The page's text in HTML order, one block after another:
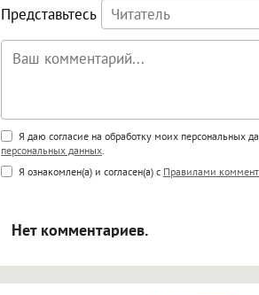
Представьтесь
Поддержка HTML
<b>, <strong>, <u>, <i>, <em>, <s>,
<blockquote>, <code> экранирует
Я даю согласие на обработку моих персональных
персональных данных.
Я ознакомлен(а) и согласен(а) с Правилами
Нет комментариев.